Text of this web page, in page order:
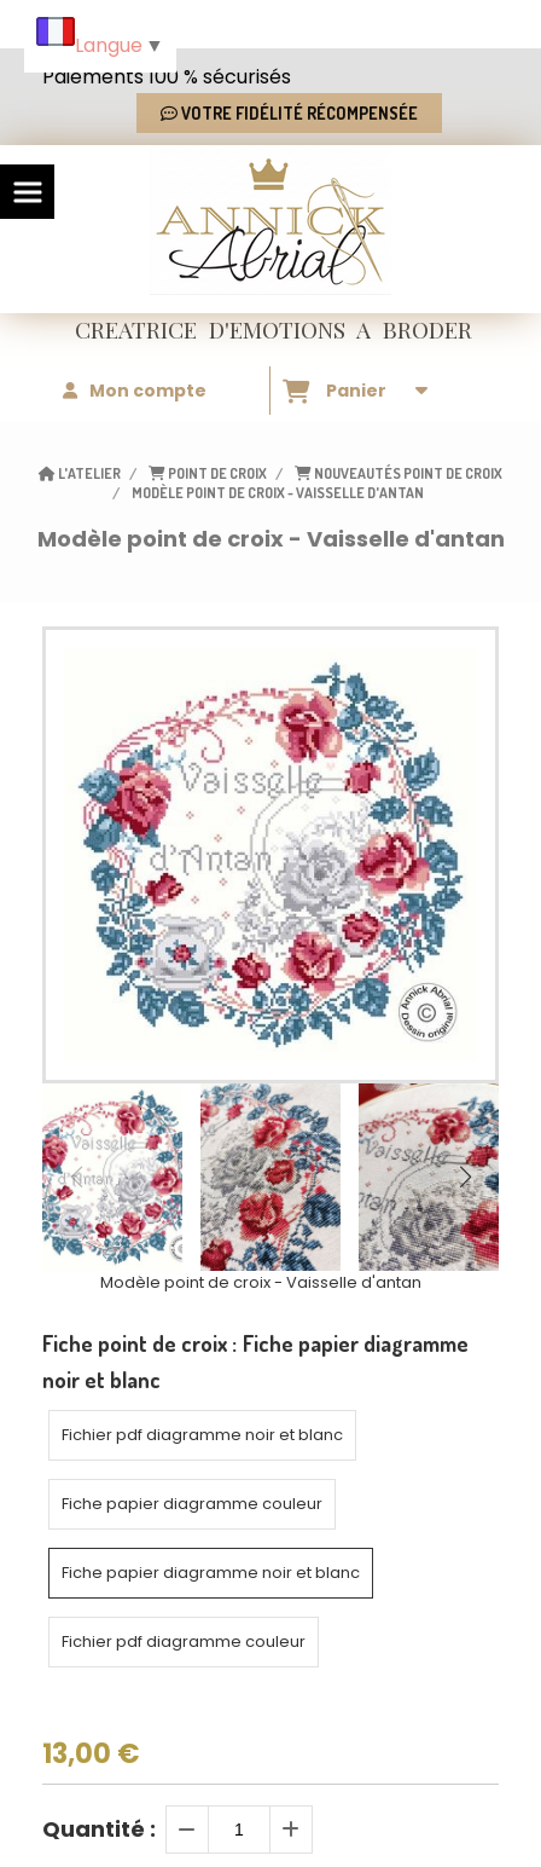
Paiements 100 % sécurisés
VOTRE FIDÉLITÉ RÉCOMPENSÉE
CREATRICED'EMOTIONSA BRODER
Mon compte Panier
L'ATELIER POINT DE CROIX
NOUVEAUTÉS POINT DE CROIX
MODÈLE POINT DE CROIX - VAISSELLE D'ANTAN
Modèle point de croix - Vaisselle d'antan
Modèle point de croix - Vaisselle d'antan
Fiche point de croix : Fiche papier diagramme
noir et blanc
Fichier pdf diagramme noir et blanc
Fiche papier diagramme couleur
Fiche papier diagramme noir et blanc
Fichier pdf diagramme couleur
13,00 €
Quantité :
Langue ▼